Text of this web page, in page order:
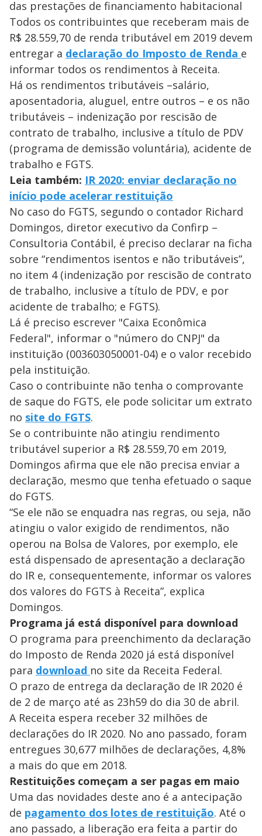
das prestações de financiamento habitacional
Todos os contribuintes que receberam mais de
R$ 28.559,70 de renda tributável em 2019 devem
entregar a declaração do Imposto de Renda e
informar todos os rendimentos à Receita.
Há os rendimentos tributáveis –salário,
aposentadoria, aluguel, entre outros – e os não
tributáveis – indenização por rescisão de
contrato de trabalho, inclusive a título de PDV
(programa de demissão voluntária), acidente de
trabalho e FGTS.
Leia também: IR 2020: enviar declaração no
início pode acelerar restituição
No caso do FGTS, segundo o contador Richard
Domingos, diretor executivo da Confirp –
Consultoria Contábil, é preciso declarar na ficha
sobre “rendimentos isentos e não tributáveis”,
no item 4 (indenização por rescisão de contrato
de trabalho, inclusive a título de PDV, e por
acidente de trabalho; e FGTS).
Lá é preciso escrever "Caixa Econômica
Federal", informar o "número do CNPJ" da
instituição (003603050001-04) e o valor recebido
pela instituição.
Caso o contribuinte não tenha o comprovante
de saque do FGTS, ele pode solicitar um extrato
no site do FGTS.
Se o contribuinte não atingiu rendimento
tributável superior a R$ 28.559,70 em 2019,
Domingos afirma que ele não precisa enviar a
declaração, mesmo que tenha efetuado o saque
do FGTS.
“Se ele não se enquadra nas regras, ou seja, não
atingiu o valor exigido de rendimentos, não
operou na Bolsa de Valores, por exemplo, ele
está dispensado de apresentação a declaração
do IR e, consequentemente, informar os valores
dos valores do FGTS à Receita”, explica
Domingos.
Programa já está disponível para download
O programa para preenchimento da declaração
do Imposto de Renda 2020 já está disponível
para download no site da Receita Federal.
O prazo de entrega da declaração de IR 2020 é
de 2 de março até as 23h59 do dia 30 de abril.
A Receita espera receber 32 milhões de
declarações do IR 2020. No ano passado, foram
entregues 30,677 milhões de declarações, 4,8%
a mais do que em 2018.
Restituições começam a ser pagas em maio
Uma das novidades deste ano é a antecipação
de pagamento dos lotes de restituição. Até o
ano passado, a liberação era feita a partir do